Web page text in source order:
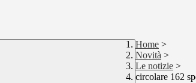
Home >
Novità >
Le notizie >
circolare 162